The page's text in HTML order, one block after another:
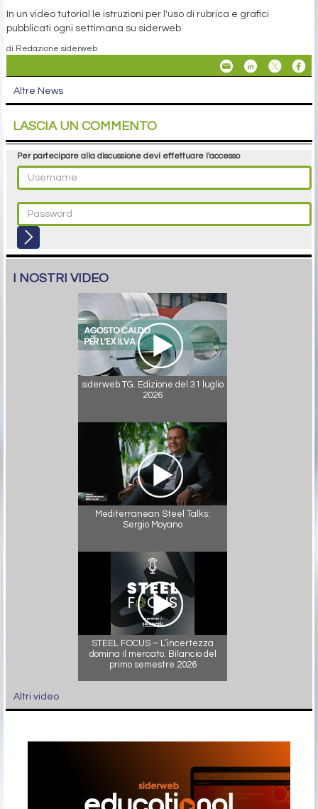
In un video tutorial le istruzioni per l'uso di rubrica e grafici
pubblicati ogni settimana su siderweb
di Redazione siderweb
Altre News
LASCIA UN COMMENTO
Per partecipare alla discussione devi effettuare l'accesso
I NOSTRI VIDEO
siderweb TG. Edizione del 31 luglio
2026
Mediterranean Steel Talks:
Sergio Moyano
STEEL FOCUS – L’incertezza
domina il mercato. Bilancio del
primo semestre 2026
Altri video